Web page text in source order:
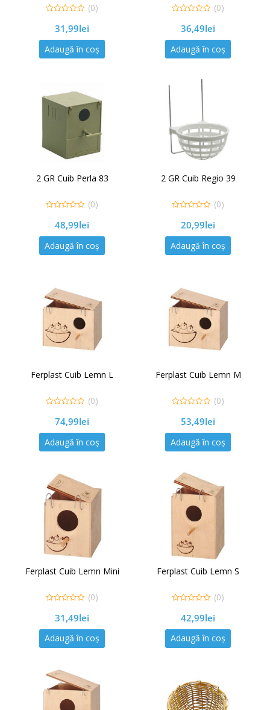
5
(0)
31,99lei
Adaugă în coș
5
(0)
36,49lei
Adaugă în coș
2 GR Cuib Perla 83
5
(0)
48,99lei
Adaugă în coș
2 GR Cuib Regio 39
5
(0)
20,99lei
Adaugă în coș
Ferplast Cuib Lemn L
5
(0)
74,99lei
Adaugă în coș
Ferplast Cuib Lemn M
5
(0)
53,49lei
Adaugă în coș
Ferplast Cuib Lemn Mini
5
(0)
31,49lei
Adaugă în coș
Ferplast Cuib Lemn S
5
(0)
42,99lei
Adaugă în coș